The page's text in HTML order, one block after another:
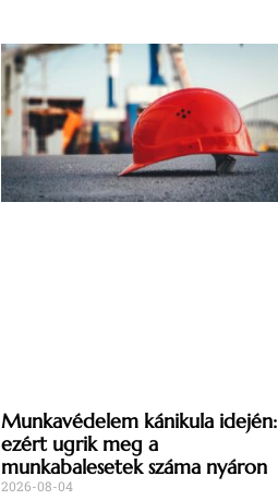
Munkavédelem kánikula idején:
ezért ugrik meg a
munkabalesetek száma nyáron
2026-08-04